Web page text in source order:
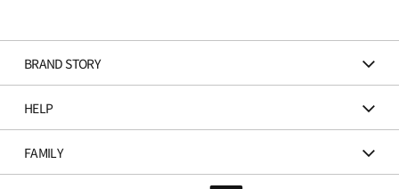
BRAND STORY
HELP
FAMILY